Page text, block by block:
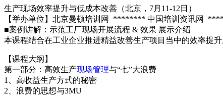
生产现场效率提升与低成本改善（北京，7月11-12日）
【举办单位】北京曼顿培训网 ******** 中国培训资讯网
■案例讲解：示范工厂现场开展流程 & 效果 展示介绍
本课程结合在工业企业推进精益改善生产项目当中的效率提
【课程大纲】
第一部分：高效生产现场管理与“七”大浪费
1、高收益生产方式的秘密
2、浪费的思想与3MU